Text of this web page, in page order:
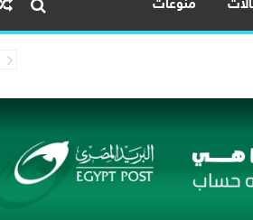
منوعات
البنك المركزي المصري